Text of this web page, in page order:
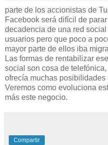
parte de los accionistas de
Facebook será difícil de
decadencia de una red
usuarios pero que poco a
mayor parte de ellos iba
Las formas de rentabilizar
social son cosa de
ofrecía muchas posibilidades
Veremos como evoluciona
más este negocio.
Compartir